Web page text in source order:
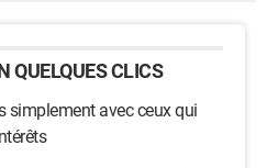
QUELQUES CLICS
simplement avec ceux qui